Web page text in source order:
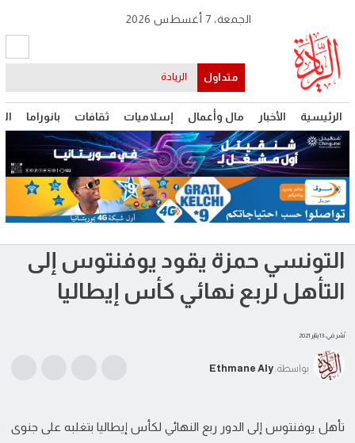
الرئيسية الأخبار مال وأعمال إسلاميات ثقافات بانوراما
الجمعة، 7 أغسطس 2026
متداول الريادة
التونسي حمزة يقود يوفنتوس إلى
التأهل لربع نهائي كأس إيطاليا
نُشر في: 13 يناير 2021
بواسطة: Ethmane Aly
تأهل يوفنتوس إلى الدور ربع النهائي لكأس إيطاليا بتغلبه على جنوى